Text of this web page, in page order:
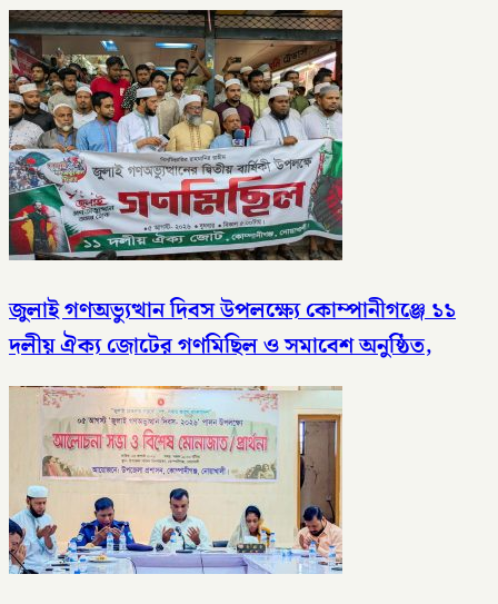
জুলাই গণঅভ্যুত্থান দিবস উপলক্ষ্যে কোম্পানীগঞ্জে ১১
দলীয় ঐক্য জোটের গণমিছিল ও সমাবেশ অনুষ্ঠিত,